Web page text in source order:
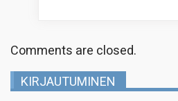
Comments are closed.
KIRJAUTUMINEN